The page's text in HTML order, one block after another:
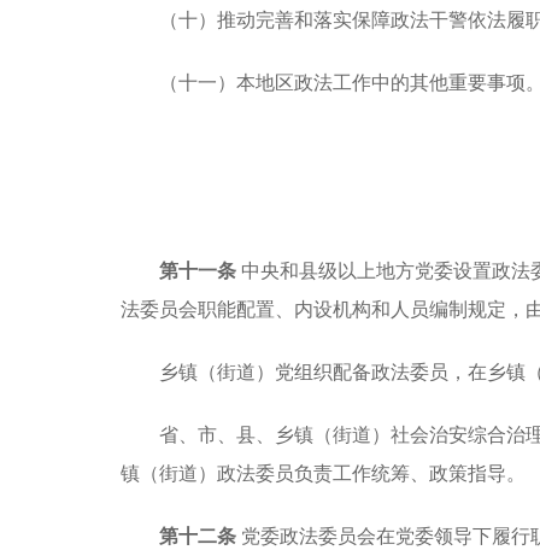
（十）推动完善和落实保障政法干警依法履
（十一）本地区政法工作中的其他重要事项
第十一条 中央和县级以上地方党委设置政
法委员会职能配置、内设机构和人员编制规定，
乡镇（街道）党组织配备政法委员，在乡镇
省、市、县、乡镇（街道）社会治安综合治
镇（街道）政法委员负责工作统筹、政策指导。
第十二条 党委政法委员会在党委领导下履